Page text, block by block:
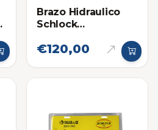
Brazo Hidraulico
Schlock
Hasta 120KG
€120,00